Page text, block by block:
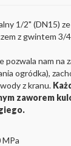
1/2" (DN15) ze
z gwintem 3/
pozwala nam na
ogródka),
z kranu.
zaworem
MPa